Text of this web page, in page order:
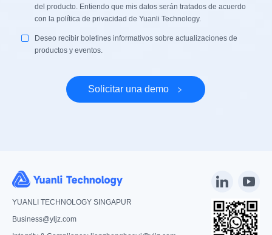
del producto. Entiendo que mis datos serán tratados de acuerdo
con la política de privacidad de Yuanli Technology.
Deseo recibir boletines informativos sobre actualizaciones de
productos y eventos.
Solicitar una demo
YUANLI TECHNOLOGY SINGAPUR
Business@yljz.com